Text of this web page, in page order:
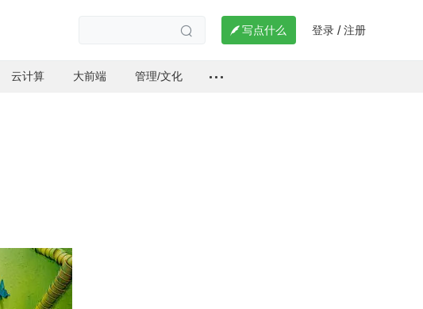
  写点什么 登录 / 注册
云计算 大前端 管理/文化